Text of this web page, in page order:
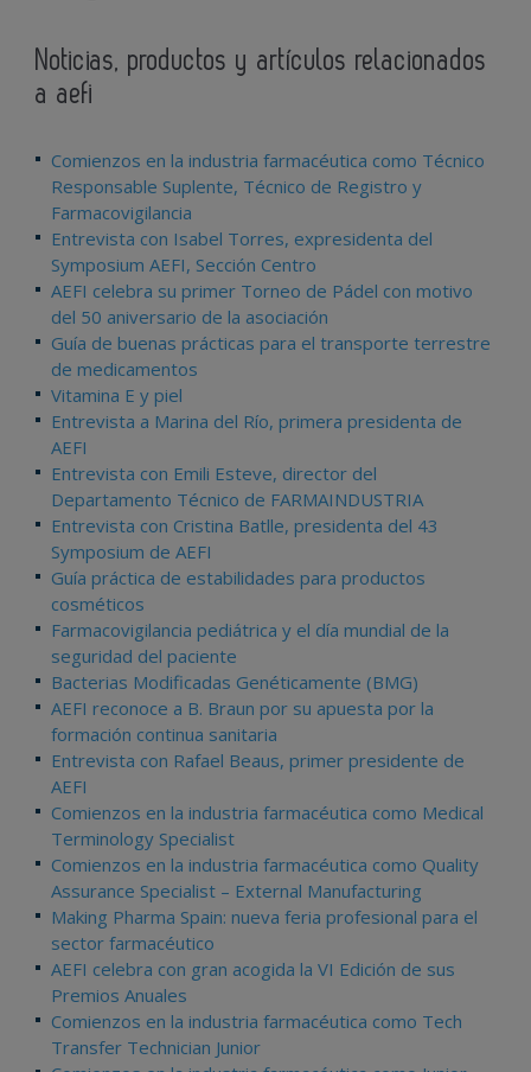
Noticias, productos y artículos relacionados
a aefi
Comienzos en la industria farmacéutica como Técnico
Responsable Suplente, Técnico de Registro y
Farmacovigilancia
Entrevista con Isabel Torres, expresidenta del
Symposium AEFI, Sección Centro
AEFI celebra su primer Torneo de Pádel con motivo
del 50 aniversario de la asociación
Guía de buenas prácticas para el transporte terrestre
de medicamentos
Vitamina E y piel
Entrevista a Marina del Río, primera presidenta de
AEFI
Entrevista con Emili Esteve, director del
Departamento Técnico de FARMAINDUSTRIA
Entrevista con Cristina Batlle, presidenta del 43
Symposium de AEFI
Guía práctica de estabilidades para productos
cosméticos
Farmacovigilancia pediátrica y el día mundial de la
seguridad del paciente
Bacterias Modificadas Genéticamente (BMG)
AEFI reconoce a B. Braun por su apuesta por la
formación continua sanitaria
Entrevista con Rafael Beaus, primer presidente de
AEFI
Comienzos en la industria farmacéutica como Medical
Terminology Specialist
Comienzos en la industria farmacéutica como Quality
Assurance Specialist – External Manufacturing
Making Pharma Spain: nueva feria profesional para el
sector farmacéutico
AEFI celebra con gran acogida la VI Edición de sus
Premios Anuales
Comienzos en la industria farmacéutica como Tech
Transfer Technician Junior